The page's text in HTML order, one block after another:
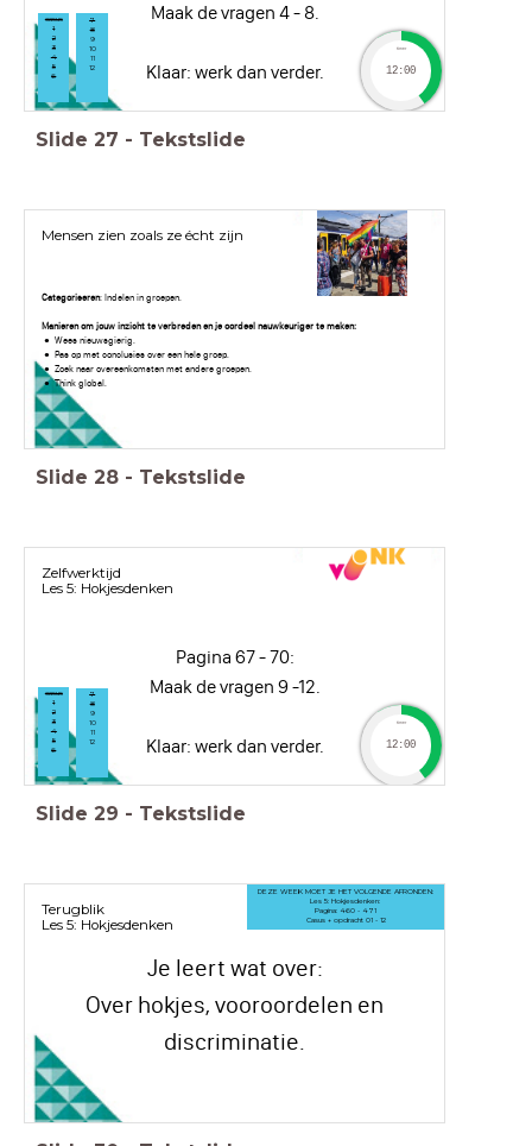
Maak de vragen 4 - 8.
Klaar: werk dan verder.
timer
12:00
casus
1
2
3
4
5
6
7
8
9
10
11
12
Slide 27 - Tekstslide
Mensen zien zoals ze écht zijn
Categoriseren: Indelen in groepen.
Manieren om jouw inzicht te verbreden en je oordeel nauwkeuriger te maken:
Wees nieuwsgierig.
Pas op met conclusies over een hele groep.
Zoek naar overeenkomsten met andere groepen.
Think global.
Slide 28 - Tekstslide
Zelfwerktijd
Les 5: Hokjesdenken
Pagina 67 - 70:
Maak de vragen 9 -12.
Klaar: werk dan verder.
timer
12:00
casus
1
2
3
4
5
6
7
8
9
10
11
12
Slide 29 - Tekstslide
Terugblik
Les 5: Hokjesdenken
Je leert wat over:
Over hokjes, vooroordelen en
discriminatie.
DEZE WEEK MOET JE HET VOLGENDE AFRONDEN:
Les 5: Hokjesdenken:
Pagina: 460 - 471
Casus + opdracht 01 - 12